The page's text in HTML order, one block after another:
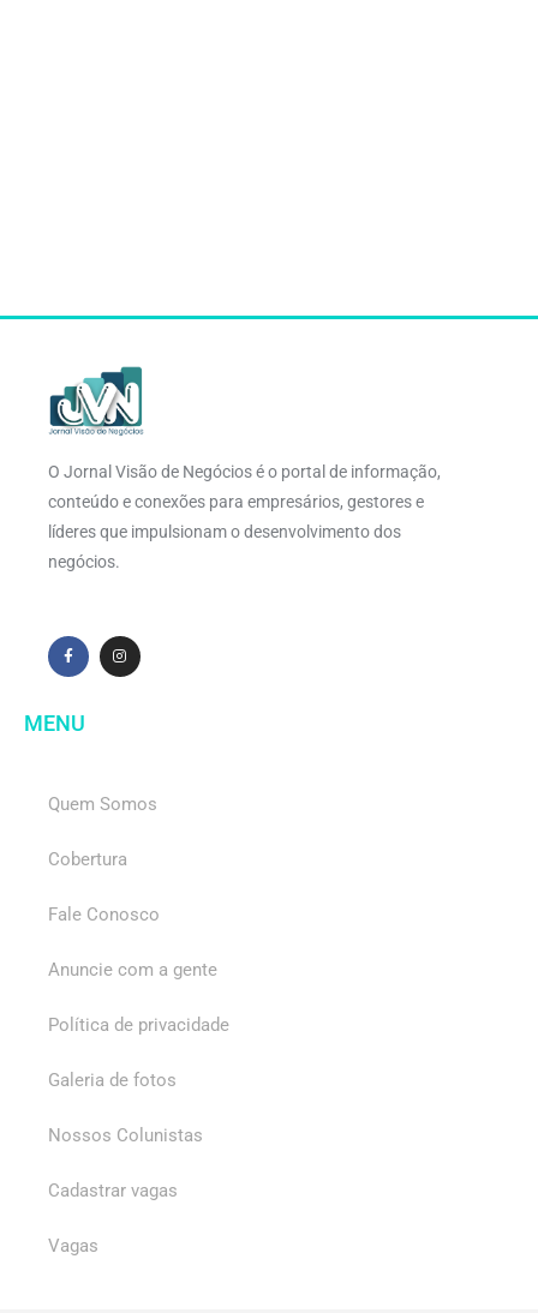
O Jornal Visão de Negócios é o portal de informação,
conteúdo e conexões para empresários, gestores e
líderes que impulsionam o desenvolvimento dos
negócios.
MENU
Quem Somos
Cobertura
Fale Conosco
Anuncie com a gente
Política de privacidade
Galeria de fotos
Nossos Colunistas
Cadastrar vagas
Vagas